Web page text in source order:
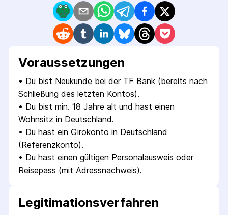
Voraus­setzungen
• Du bist Neukunde bei der TF Bank (bereits nach
Schließung des letzten Kontos).
• Du bist min. 18 Jahre alt und hast einen
Wohnsitz in Deutschland.
• Du hast ein Girokonto in Deutschland
(Referenzkonto).
• Du hast einen gültigen Personalausweis oder
Reisepass (mit Adressnachweis).
Legitimations­verfahren